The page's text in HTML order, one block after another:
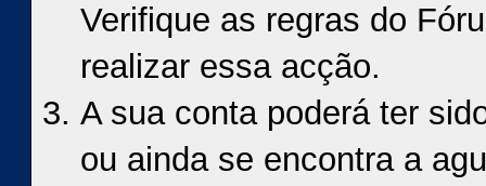
Verifique as regras do
realizar essa acção.
A sua conta poderá ter
ou ainda se encontra a